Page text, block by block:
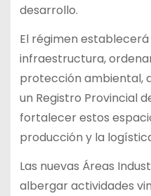
desarrollo.
El régimen
infraestructura,
protección ambiental,
un Registro Provincial
fortalecer estos
producción y la
Las nuevas Áreas
albergar actividades